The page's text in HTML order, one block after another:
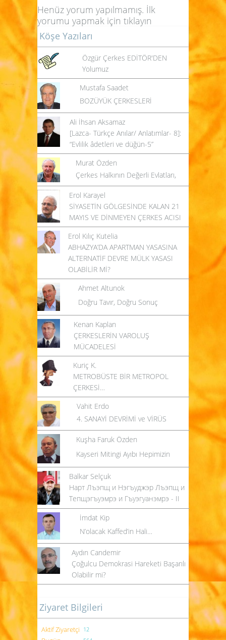
Henüz yorum yapılmamış. İlk
yorumu yapmak için tıklayın
Köşe Yazıları
Özgür Çerkes EDİTÖR'DEN
Yolumuz
Mustafa Saadet
BOZÜYÜK ÇERKESLERİ
Ali İhsan Aksamaz
[Lazca- Türkçe Anılar/ Anlatımlar- 8]:
“Evlilik âdetleri ve düğün-5”
Murat Özden
Çerkes Halkının Değerli Evlatları,
Erol Karayel
SİYASETİN GÖLGESİNDE KALAN 21
MAYIS VE DİNMEYEN ÇERKES ACISI
Erol Kılıç Kutelia
ABHAZYA’DA APARTMAN YASASINA
ALTERNATİF DEVRE MÜLK YASASI
OLABİLİR Mİ?
Ahmet Altunok
Doğru Tavır, Doğru Sonuç
Kenan Kaplan
ÇERKESLERİN VAROLUŞ
MÜCADELESİ
Kuriç K.
METROBÜSTE BİR METROPOL
ÇERKESİ…
Vahit Erdo
4. SANAYİ DEVRİMİ ve VİRÜS
Kuşha Faruk Özden
Kayseri Mitingi Ayıbı Hepimizin
Balkar Selçuk
Нарт Лъэпщ и Нэгъуджэр Лъэпщ и
Тепщэгъуэмрэ и Гъуэгуанэмрэ - II
İmdat Kip
N’olacak Kaffed’in Hali…
Aydın Candemir
Çoğulcu Demokrasi Hareketi Başarılı
Olabilir mi?
Ziyaret Bilgileri
Aktif Ziyaretçi 12